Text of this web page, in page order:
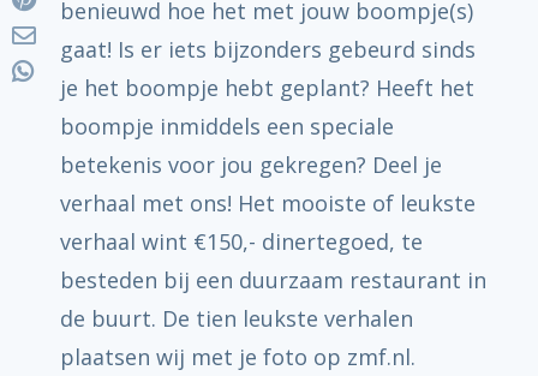
benieuwd hoe het met jouw boompje(s)
gaat! Is er iets bijzonders gebeurd sinds
je het boompje hebt geplant? Heeft het
boompje inmiddels een speciale
betekenis voor jou gekregen? Deel je
verhaal met ons! Het mooiste of leukste
verhaal wint €150,- dinertegoed, te
besteden bij een duurzaam restaurant in
de buurt. De tien leukste verhalen
plaatsen wij met je foto op zmf.nl.